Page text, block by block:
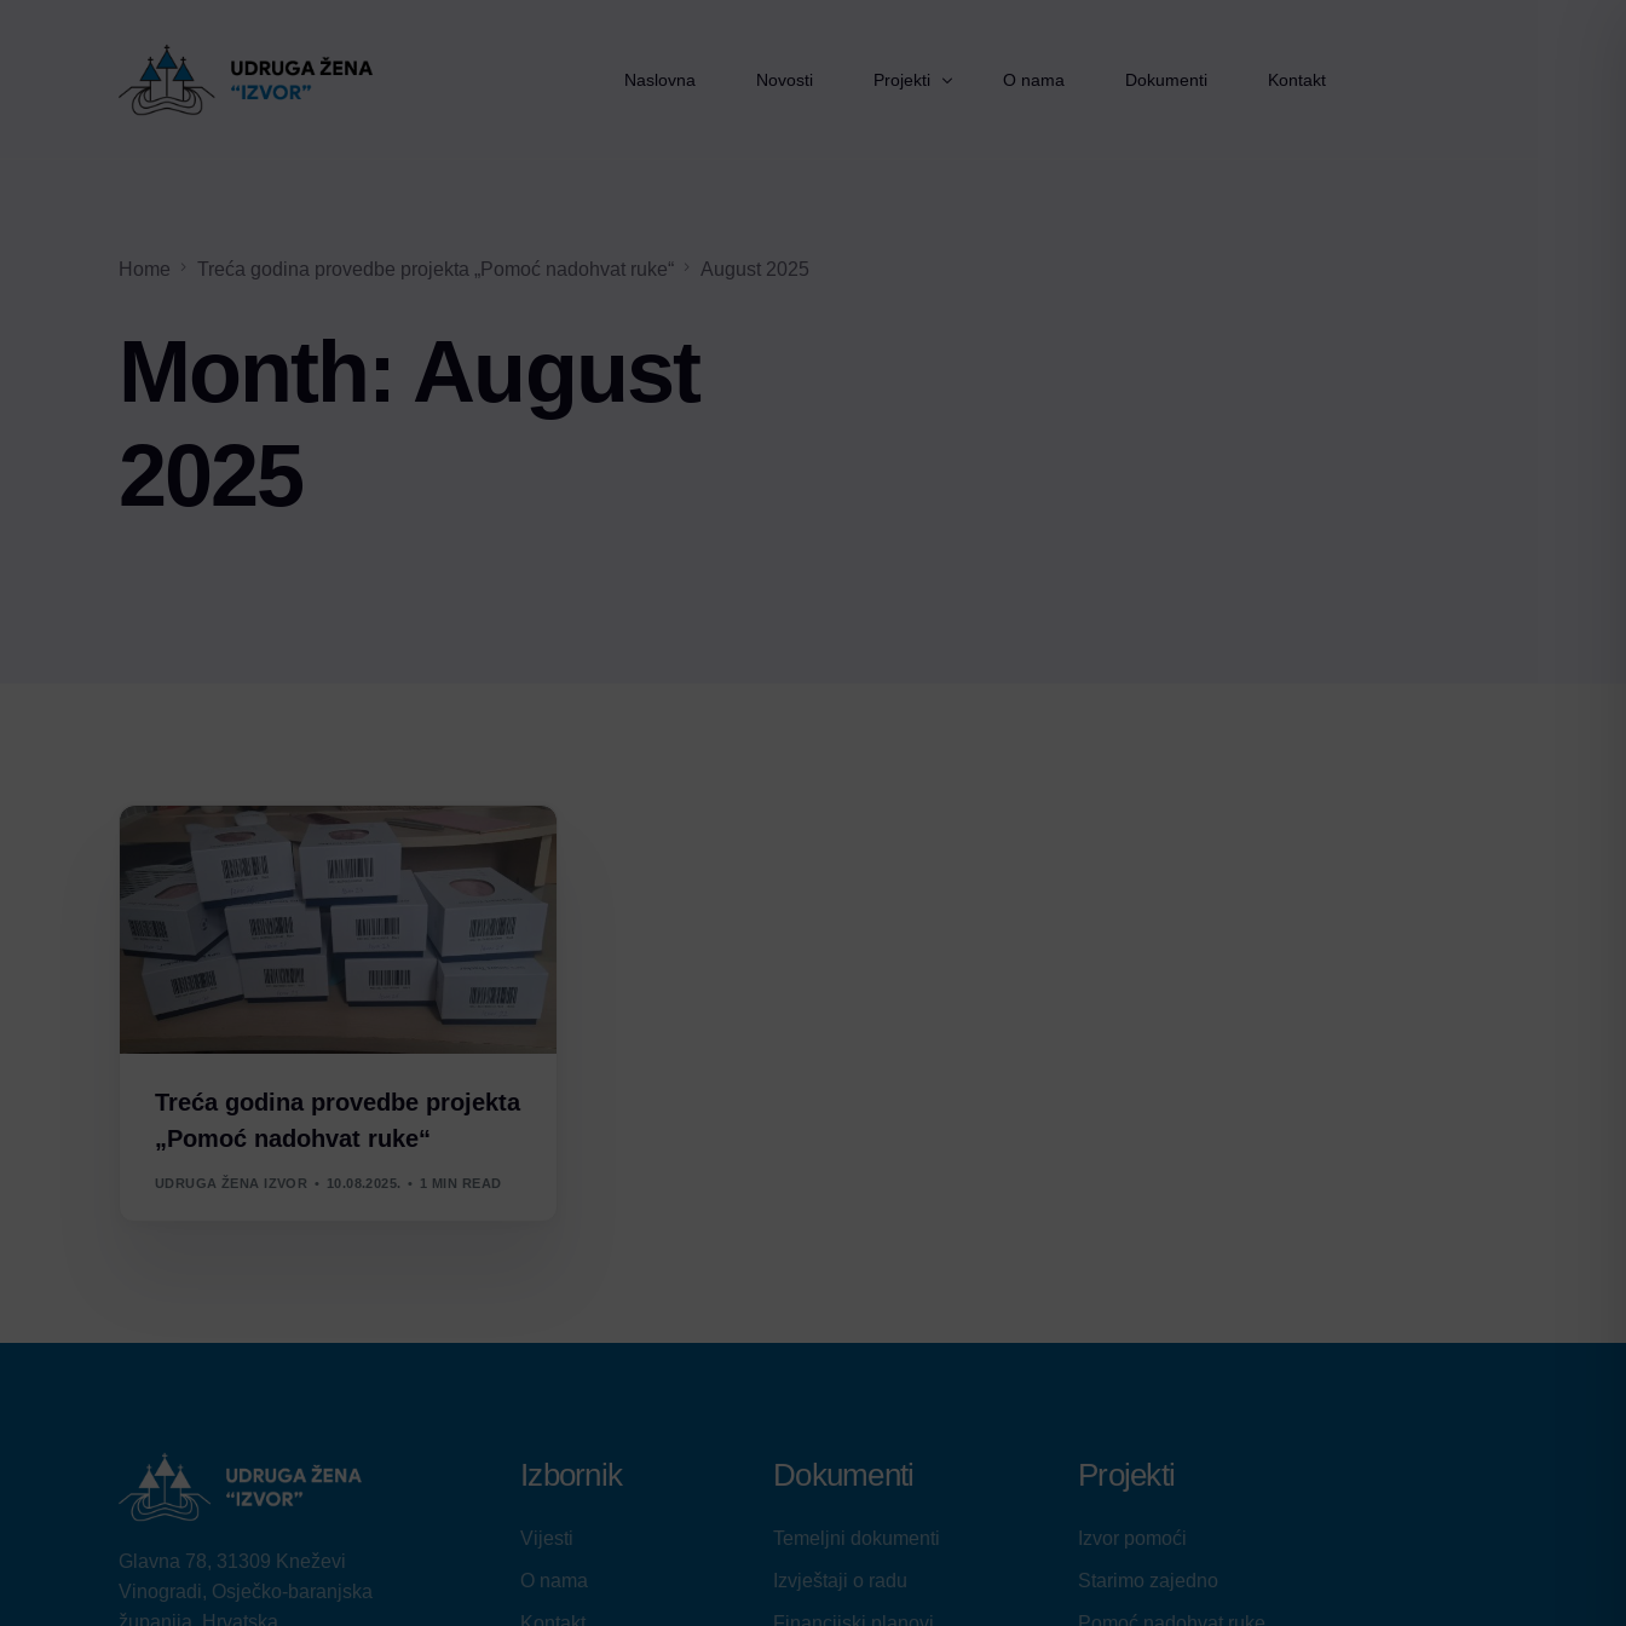
Naslovna Novosti Projekti O nama Dokumenti Kontakt
Home Treća godina provedbe projekta „Pomoć nadohvat ruke“ August 2025
Month: August
2025
Treća godina provedbe projekta
„Pomoć nadohvat ruke“
UDRUGA ŽENA IZVOR 10.08.2025. 1 MIN READ
Glavna 78, 31309 Kneževi
Vinogradi, Osječko-baranjska
županija, Hrvatska
Izbornik
Vijesti
O nama
Dokumenti
Temeljni dokumenti
Izvještaji o radu
Projekti
Izvor pomoći
Starimo zajedno